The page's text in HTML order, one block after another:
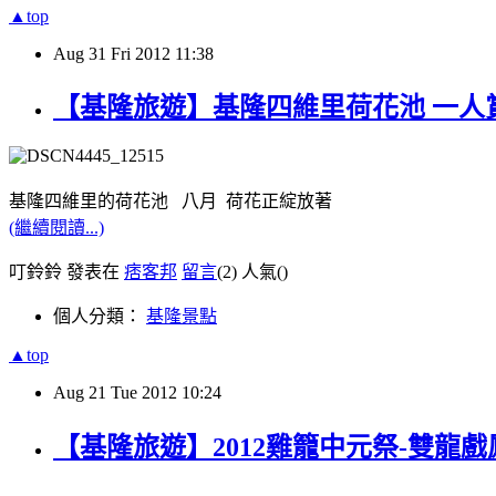
▲top
Aug 31 Fri 2012 11:38
【基隆旅遊】基隆四維里荷花池 一人
基隆四維里的荷花池 八月 荷花正綻放著
(繼續閱讀...)
叮鈴鈴 發表在 痞客邦 留言(2) 人氣()
個人分類： 基隆景點
▲top
Aug 21 Tue 2012 10:24
【基隆旅遊】2012雞籠中元祭-雙龍戲